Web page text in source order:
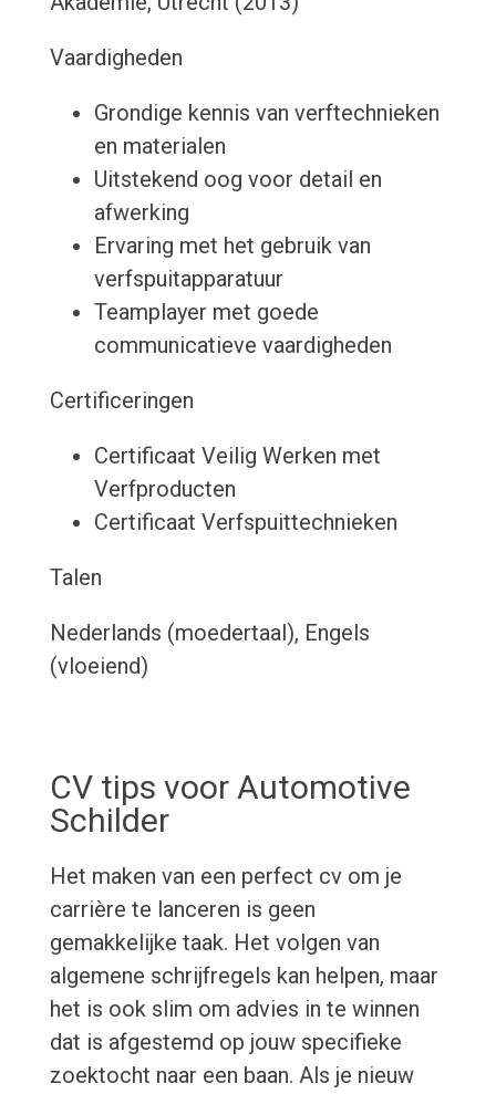
Vaardigheden
Grondige kennis van verftechnieken
en materialen
Uitstekend oog voor detail en
afwerking
Ervaring met het gebruik van
verfspuitapparatuur
Teamplayer met goede
communicatieve vaardigheden
Certificeringen
Certificaat Veilig Werken met
Verfproducten
Certificaat Verfspuittechnieken
Talen
Nederlands (moedertaal), Engels
(vloeiend)
CV tips voor Automotive
Schilder
Het maken van een perfect cv om je
carrière te lanceren is geen
gemakkelijke taak. Het volgen van
algemene schrijfregels kan helpen, maar
het is ook slim om advies in te winnen
dat is afgestemd op jouw specifieke
zoektocht naar een baan. Als je nieuw